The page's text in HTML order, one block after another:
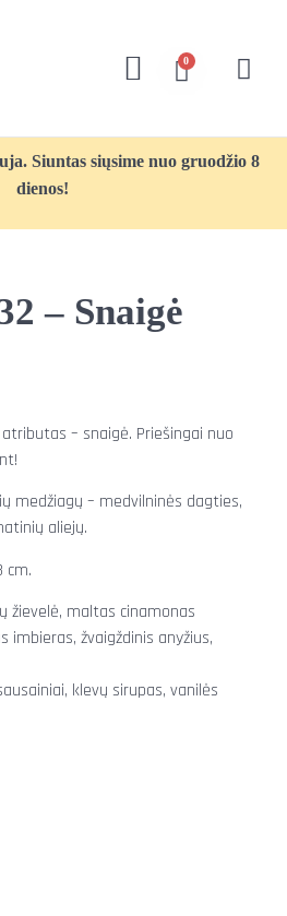
0
Siuntas siųsime nuo gruodžio 8
dienos!
– Snaigė
– snaigė. Priešingai nuo
medžiagų – medvilninės dagties,
aliejų.
cm.
žievelė, maltas cinamonas
žvaigždinis anyžius,
klevų sirupas, vanilės